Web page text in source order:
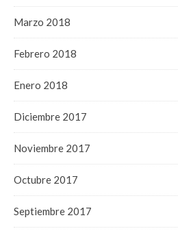
Marzo 2018
Febrero 2018
Enero 2018
Diciembre 2017
Noviembre 2017
Octubre 2017
Septiembre 2017